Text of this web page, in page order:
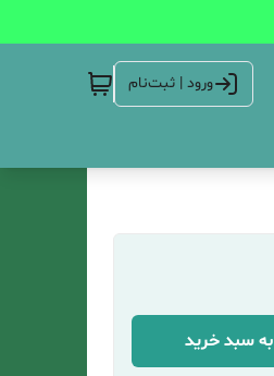
ورود | ثبت‌نام
سبد خرید